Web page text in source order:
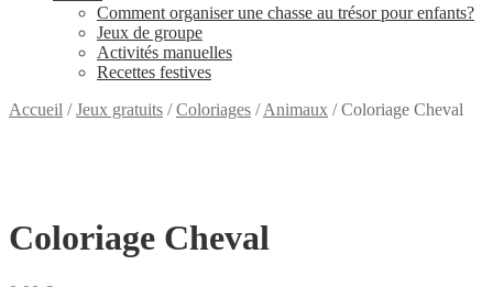
Comment organiser une chasse au trésor pour enfants?
Jeux de groupe
Activités manuelles
Recettes festives
Accueil /Jeux gratuits /Coloriages /Animaux /Coloriage Cheval
Coloriage Cheval